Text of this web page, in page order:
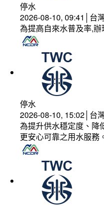
停水
2026-08-10, 09:41│台
為提高自來水普及率,
停水
2026-08-10, 15:02│台
為提升供水穩定度、降
更安心可靠之用水服務